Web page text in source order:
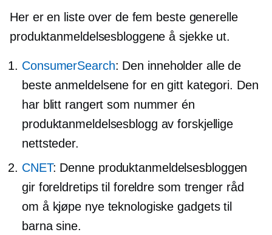
Her er en liste over de fem beste generelle
produktanmeldelsesbloggene å sjekke ut.
ConsumerSearch: Den inneholder alle de
beste anmeldelsene for en gitt kategori. Den
har blitt rangert som nummer én
produktanmeldelsesblogg av forskjellige
nettsteder.
CNET: Denne produktanmeldelsesbloggen
gir foreldretips til foreldre som trenger råd
om å kjøpe nye teknologiske gadgets til
barna sine.